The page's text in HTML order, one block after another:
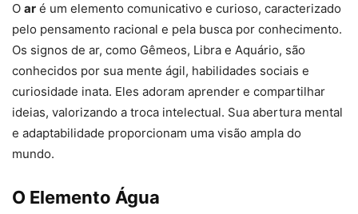
O ar é um elemento comunicativo e curioso, caracterizado
pelo pensamento racional e pela busca por conhecimento.
Os signos de ar, como Gêmeos, Libra e Aquário, são
conhecidos por sua mente ágil, habilidades sociais e
curiosidade inata. Eles adoram aprender e compartilhar
ideias, valorizando a troca intelectual. Sua abertura mental
e adaptabilidade proporcionam uma visão ampla do
mundo.
O Elemento Água